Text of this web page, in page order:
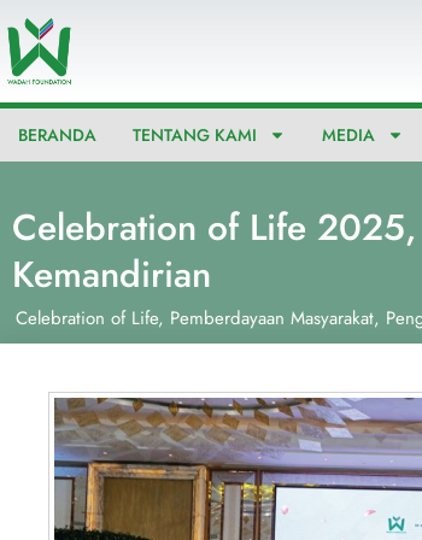
Lewati
ke
konten
BERANDA TENTANG KAMI MEDIA
Celebration of Life
Kemandirian
Celebration of Life, Pemberdayaan Masyarakat,